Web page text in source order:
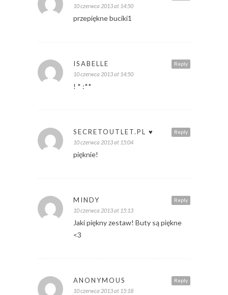
10 czerwca 2013 at 14:50
przepiękne buciki1
Reply
ISABELLE
10 czerwca 2013 at 14:50
! * :**
Reply
SECRETOUTLET.PL ♥
10 czerwca 2013 at 15:04
pięknie!
Reply
MINDY
10 czerwca 2013 at 15:13
Jaki piękny zestaw! Buty są piękne
<3
Reply
ANONYMOUS
10 czerwca 2013 at 15:18